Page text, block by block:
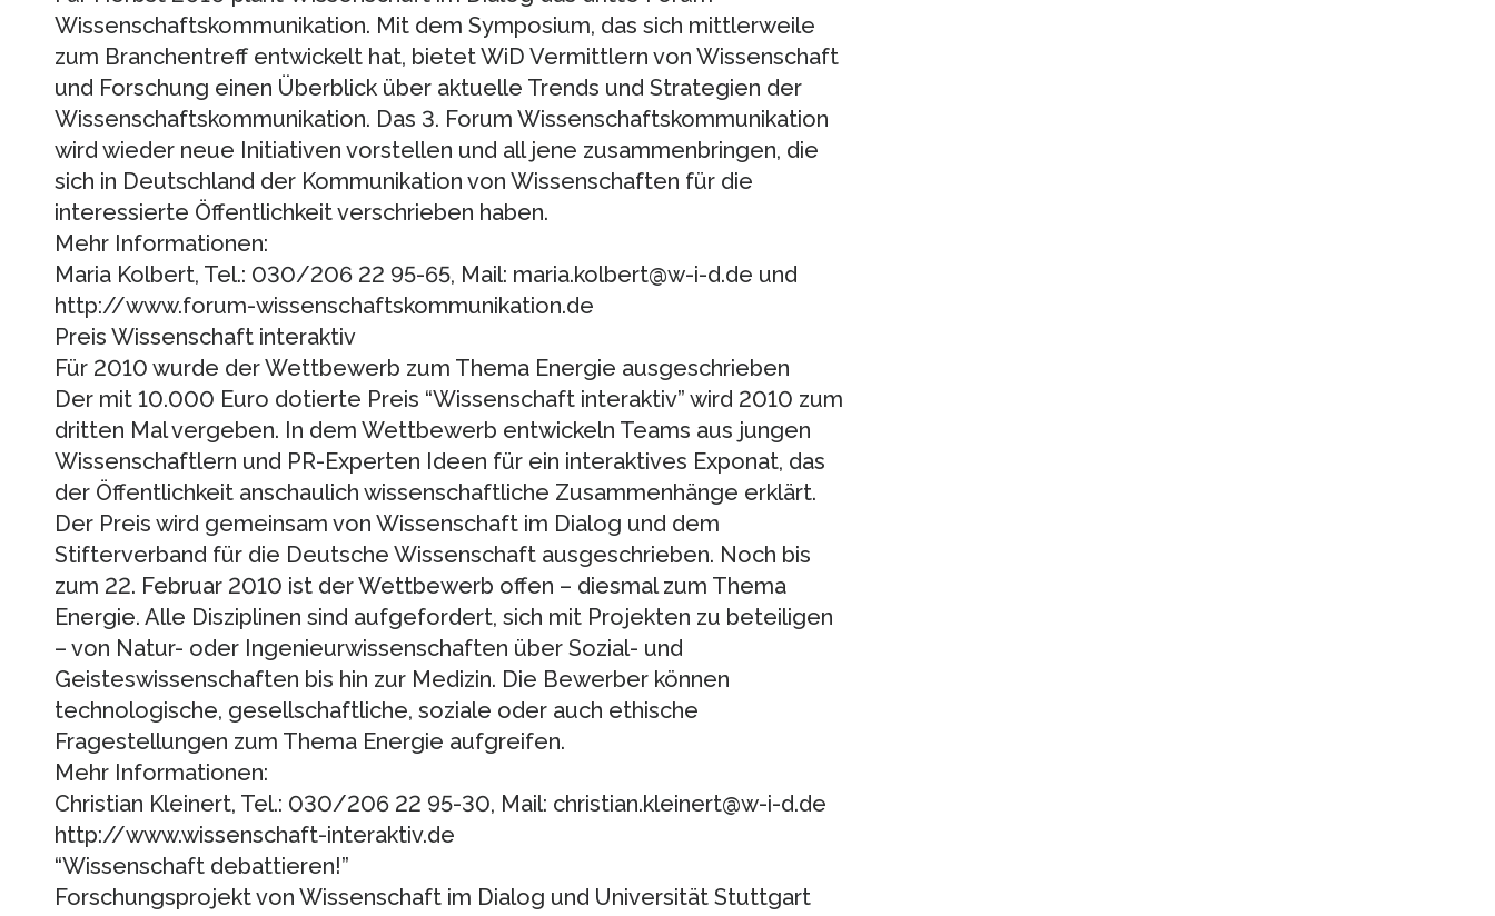
Wissenschaftskommunikation. Mit dem Symposium, das sich mittlerweile
zum Branchentreff entwickelt hat, bietet WiD Vermittlern von Wissenschaft
und Forschung einen Überblick über aktuelle Trends und Strategien der
Wissenschaftskommunikation. Das 3. Forum Wissenschaftskommunikation
wird wieder neue Initiativen vorstellen und all jene zusammenbringen, die
sich in Deutschland der Kommunikation von Wissenschaften für die
interessierte Öffentlichkeit verschrieben haben.
Mehr Informationen:
Maria Kolbert, Tel.: 030/206 22 95-65, Mail: maria.kolbert@w-i-d.de und
http://www.forum-wissenschaftskommunikation.de
Preis Wissenschaft interaktiv
Für 2010 wurde der Wettbewerb zum Thema Energie ausgeschrieben
Der mit 10.000 Euro dotierte Preis “Wissenschaft interaktiv” wird 2010 zum
dritten Mal vergeben. In dem Wettbewerb entwickeln Teams aus jungen
Wissenschaftlern und PR-Experten Ideen für ein interaktives Exponat, das
der Öffentlichkeit anschaulich wissenschaftliche Zusammenhänge erklärt.
Der Preis wird gemeinsam von Wissenschaft im Dialog und dem
Stifterverband für die Deutsche Wissenschaft ausgeschrieben. Noch bis
zum 22. Februar 2010 ist der Wettbewerb offen – diesmal zum Thema
Energie. Alle Disziplinen sind aufgefordert, sich mit Projekten zu beteiligen
– von Natur- oder Ingenieurwissenschaften über Sozial- und
Geisteswissenschaften bis hin zur Medizin. Die Bewerber können
technologische, gesellschaftliche, soziale oder auch ethische
Fragestellungen zum Thema Energie aufgreifen.
Mehr Informationen:
Christian Kleinert, Tel.: 030/206 22 95-30, Mail: christian.kleinert@w-i-d.de
http://www.wissenschaft-interaktiv.de
“Wissenschaft debattieren!”
Forschungsprojekt von Wissenschaft im Dialog und Universität Stuttgart